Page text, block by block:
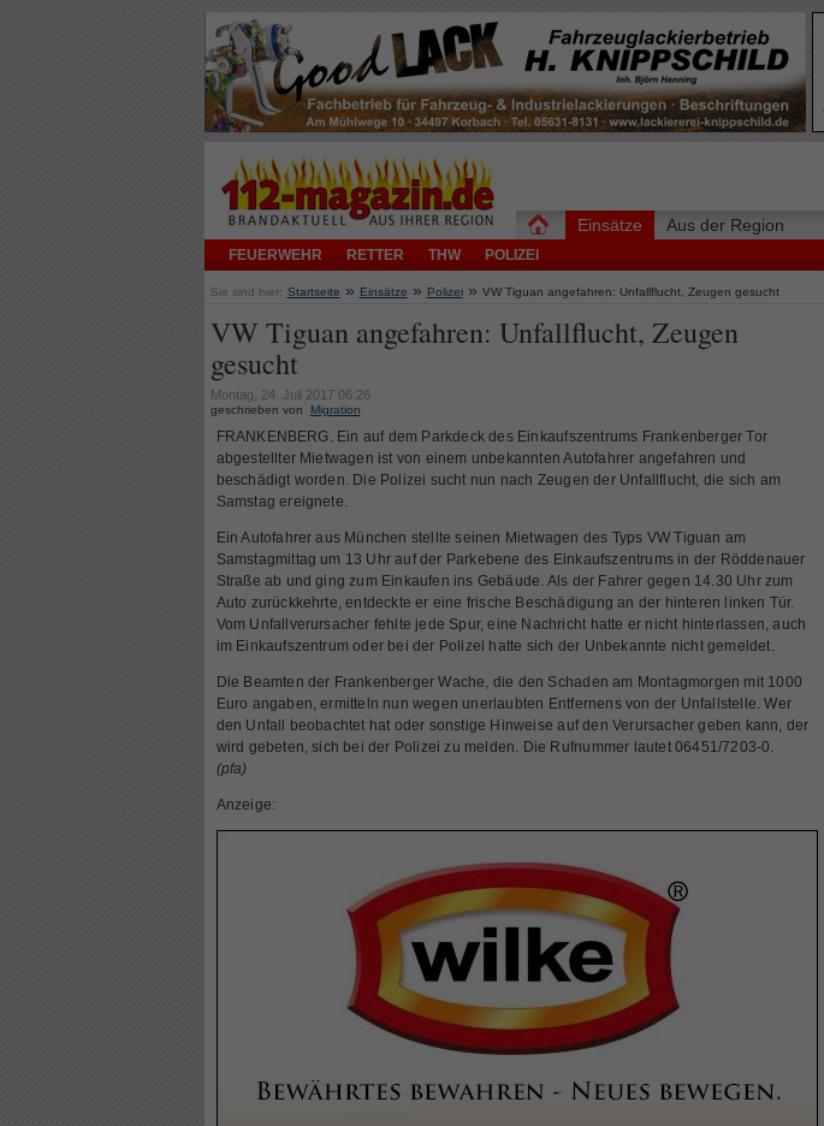
Einsätze
FEUERWEHR RETTER THW POLIZEI
Aus der Region
Sie sind hier: Startseite » Einsätze » Polizei » VW Tiguan angefahren: Unfallflucht, Zeugen gesucht
VW Tiguan angefahren: Unfallflucht, Zeugen
gesucht
Montag, 24. Juli 2017 06:26
geschrieben von Migration
FRANKENBERG. Ein auf dem Parkdeck des Einkaufszentrums Frankenberger Tor
abgestellter Mietwagen ist von einem unbekannten Autofahrer angefahren und
beschädigt worden. Die Polizei sucht nun nach Zeugen der Unfallflucht, die sich am
Samstag ereignete.
Ein Autofahrer aus München stellte seinen Mietwagen des Typs VW Tiguan am
Samstagmittag um 13 Uhr auf der Parkebene des Einkaufszentrums in der Röddenauer
Straße ab und ging zum Einkaufen ins Gebäude. Als der Fahrer gegen 14.30 Uhr zum
Auto zurückkehrte, entdeckte er eine frische Beschädigung an der hinteren linken Tür.
Vom Unfallverursacher fehlte jede Spur, eine Nachricht hatte er nicht hinterlassen, auch
im Einkaufszentrum oder bei der Polizei hatte sich der Unbekannte nicht gemeldet.
Die Beamten der Frankenberger Wache, die den Schaden am Montagmorgen mit 1000
Euro angaben, ermitteln nun wegen unerlaubten Entfernens von der Unfallstelle. Wer
den Unfall beobachtet hat oder sonstige Hinweise auf den Verursacher geben kann, der
wird gebeten, sich bei der Polizei zu melden. Die Rufnummer lautet 06451/7203-0.
(pfa)
Anzeige: